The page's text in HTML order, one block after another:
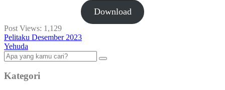
Download
Post Views: 1,129
Pelitaku Desember 2023
Yehuda
Kategori